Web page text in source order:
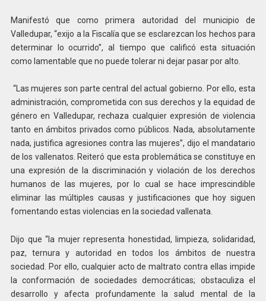
Manifestó que como primera autoridad del municipio de
Valledupar, “exijo a la Fiscalía que se esclarezcan los hechos para
determinar lo ocurrido”, al tiempo que calificó esta situación
como lamentable que no puede tolerar ni dejar pasar por alto.
“Las mujeres son parte central del actual gobierno. Por ello, esta
administración, comprometida con sus derechos y la equidad de
género en Valledupar, rechaza cualquier expresión de violencia
tanto en ámbitos privados como públicos. Nada, absolutamente
nada, justifica agresiones contra las mujeres”, dijo el mandatario
de los vallenatos. Reiteró que esta problemática se constituye en
una expresión de la discriminación y violación de los derechos
humanos de las mujeres, por lo cual se hace imprescindible
eliminar las múltiples causas y justificaciones que hoy siguen
fomentando estas violencias en la sociedad vallenata.
Dijo que “la mujer representa honestidad, limpieza, solidaridad,
paz, ternura y autoridad en todos los ámbitos de nuestra
sociedad. Por ello, cualquier acto de maltrato contra ellas impide
la conformación de sociedades democráticas; obstaculiza el
desarrollo y afecta profundamente la salud mental de la